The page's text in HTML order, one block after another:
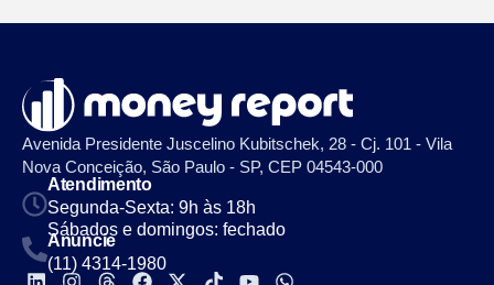
Avenida Presidente Juscelino Kubitschek, 28 - Cj. 101 - Vila
Nova Conceição, São Paulo - SP, CEP 04543-000
Atendimento
Segunda-Sexta: 9h às 18h
Sábados e domingos: fechado
Anuncie
(11) 4314-1980